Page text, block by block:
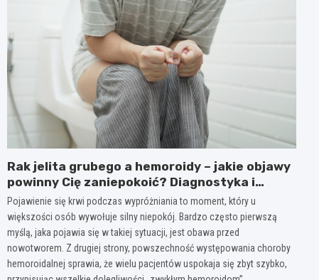
Rak jelita grubego a hemoroidy – jakie objawy
powinny Cię zaniepokoić? Diagnostyka i
różnice
Pojawienie się krwi podczas wypróżniania to moment, który u
większości osób wywołuje silny niepokój. Bardzo często pierwszą
myślą, jaka pojawia się w takiej sytuacji, jest obawa przed
nowotworem. Z drugiej strony, powszechność występowania choroby
hemoroidalnej sprawia, że wielu pacjentów uspokaja się zbyt szybko,